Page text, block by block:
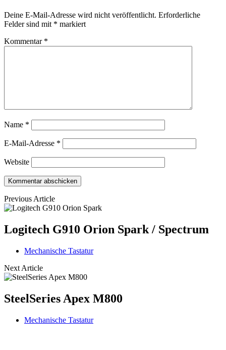
Deine E-Mail-Adresse wird nicht veröffentlicht. Erforderliche
Felder sind mit * markiert
Kommentar *
Name *
E-Mail-Adresse *
Website
Previous Article
Logitech G910 Orion Spark / Spectrum
Mechanische Tastatur
Next Article
SteelSeries Apex M800
Mechanische Tastatur